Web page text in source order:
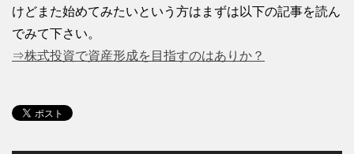
けどまた始めてみたいという方はまずは以下の記事を読ん
でみて下さい。
⇒株式投資で資産形成を目指すのはありか？